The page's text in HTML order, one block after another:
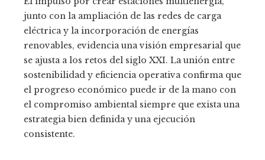
junto con la ampliación de las redes de carga
eléctrica y la incorporación de energías
renovables, evidencia una visión empresarial que
se ajusta a los retos del siglo XXI. La unión entre
sostenibilidad y eficiencia operativa confirma que
el progreso económico puede ir de la mano con
el compromiso ambiental siempre que exista una
estrategia bien definida y una ejecución
consistente.